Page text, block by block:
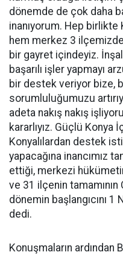
dönemde de çok daha
inanıyorum. Hep birlikte
hem merkez 3
bir gayret içindeyiz.
başarılı işler yapmayı
bir destek veriyor bize,
sorumluluğumuzu
adeta nakış nakış
kararlıyız. Güçlü Konya
Konyalılardan destek
yapacağına inancımız
ettiği, merkezi
ve 31 ilçenin
dönemin başlangıcını 1
dedi.
Konuşmaların ardından